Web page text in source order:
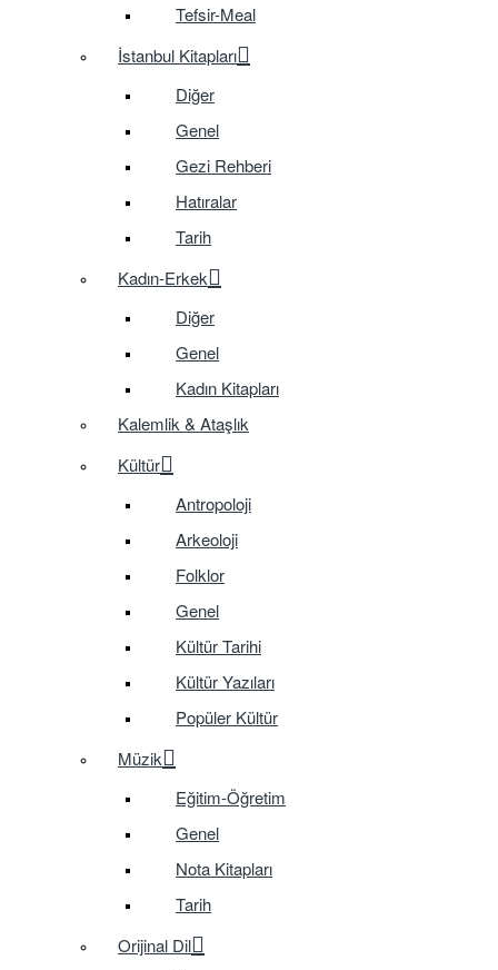
Tefsir-Meal
İstanbul Kitapları
Diğer
Genel
Gezi Rehberi
Hatıralar
Tarih
Kadın-Erkek
Diğer
Genel
Kadın Kitapları
Kalemlik & Ataşlık
Kültür
Antropoloji
Arkeoloji
Folklor
Genel
Kültür Tarihi
Kültür Yazıları
Popüler Kültür
Müzik
Eğitim-Öğretim
Genel
Nota Kitapları
Tarih
Orijinal Dil